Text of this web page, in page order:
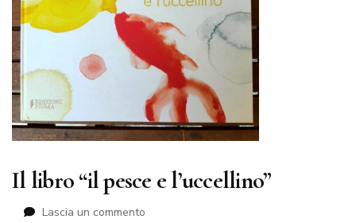
Il libro “il pesce e l’uccellino”
Lascia un commento